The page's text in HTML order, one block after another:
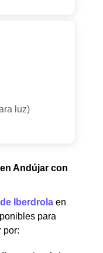
Andújar con
Iberdrola en
para
por: